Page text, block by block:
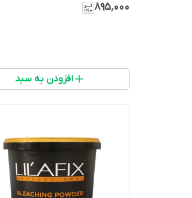
۸۹۵٬۰۰۰
افزودن به سبد